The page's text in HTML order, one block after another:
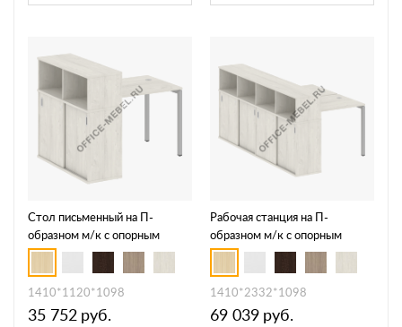
Стол письменный на П-
образном м/к с опорным
шкафом-купе 40БП.РС-
СШК-3.1 Т
1410*1120*1098
35 752 руб.
Рабочая станция на П-
образном м/к с опорным
шкафом-купе 40БП.РС-
СШК-4.1 Т
1410*2332*1098
69 039 руб.